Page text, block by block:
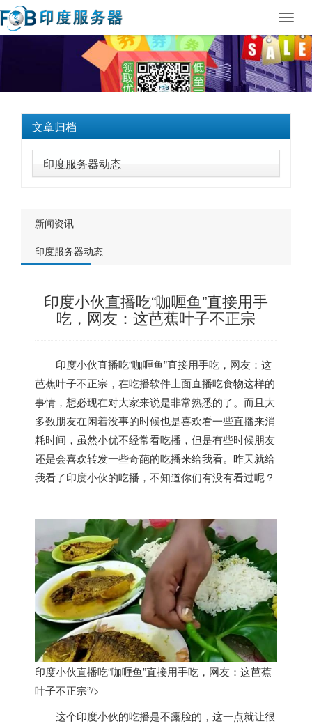
文章归档
印度服务器动态
新闻资讯
印度服务器动态
印度小伙直播吃“咖喱鱼”直接用手
吃，网友：这芭蕉叶子不正宗
印度小伙直播吃“咖喱鱼”直接用手吃，网友：这
芭蕉叶子不正宗，在吃播软件上面直播吃食物这样的
事情，想必现在对大家来说是非常熟悉的了。而且大
多数朋友在闲着没事的时候也是喜欢看一些直播来消
耗时间，虽然小优不经常看吃播，但是有些时候朋友
还是会喜欢转发一些奇葩的吃播来给我看。昨天就给
我看了印度小伙的吃播，不知道你们有没有看过呢？
印度小伙直播吃“咖喱鱼”直接用手吃，网友：这芭蕉
叶子不正宗”/>
这个印度小伙的吃播是不露脸的，这一点就让很